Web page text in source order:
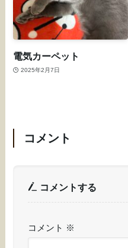
電気カーペット
2025年2月7日
コメント
コメントする
コメント ※